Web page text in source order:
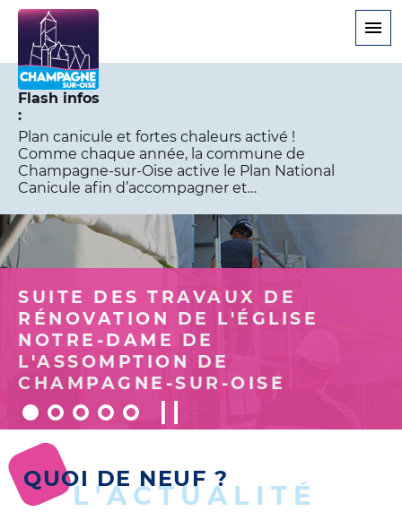
Flash infos
Plan canicule et fortes chaleurs activé !
Comme chaque année, la commune de
Champagne-sur-Oise active le Plan National
Canicule afin d’accompagner et…
SUITE DES TRAVAUX DE
RÉNOVATION DE L'ÉGLISE
NOTRE-DAME DE
L'ASSOMPTION DE
CHAMPAGNE-SUR-OISE
QUOI DE NEUF ?
L'ACTUALITÉ